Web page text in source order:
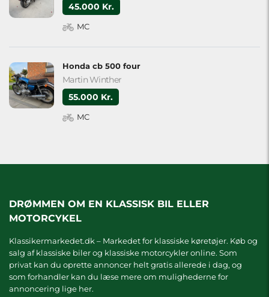
45.000 Kr.
MC
Honda cb 500 four
Martin Winther
55.000 Kr.
MC
DRØMMEN OM EN KLASSISK BIL ELLER
MOTORCYKEL
Klassikermarkedet.dk – Markedet for klassiske køretøjer. Køb og
salg af klassiske biler og klassiske motorcykler online. Som
privat kan du oprette annoncer helt gratis allerede i dag, og
som forhandler kan du læse mere om mulighederne for
annoncering lige her.